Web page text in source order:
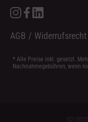
AGB / Widerrufsrecht
* Alle Preise inkl. gesetzl.
Nachnahmegebühren, wenn
(C)